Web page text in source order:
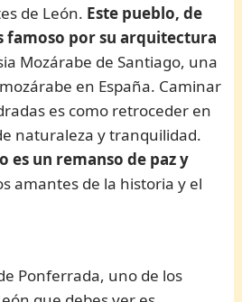
de León. Este pueblo, de
famoso por su arquitectura
Mozárabe de Santiago, una
en España. Caminar
es como retroceder en
naturaleza y tranquilidad.
es un remanso de paz y
amantes de la historia y el
Ponferrada, uno de los